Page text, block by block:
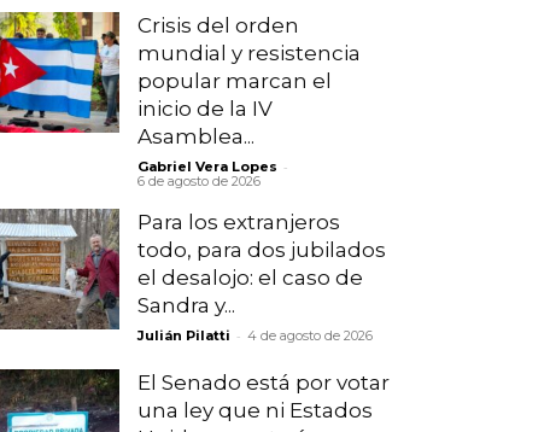
Crisis del orden
mundial y resistencia
popular marcan el
inicio de la IV
Asamblea...
Gabriel Vera Lopes -
6 de agosto de 2026
Para los extranjeros
todo, para dos jubilados
el desalojo: el caso de
Sandra y...
Julián Pilatti - 4 de agosto de 2026
El Senado está por votar
una ley que ni Estados